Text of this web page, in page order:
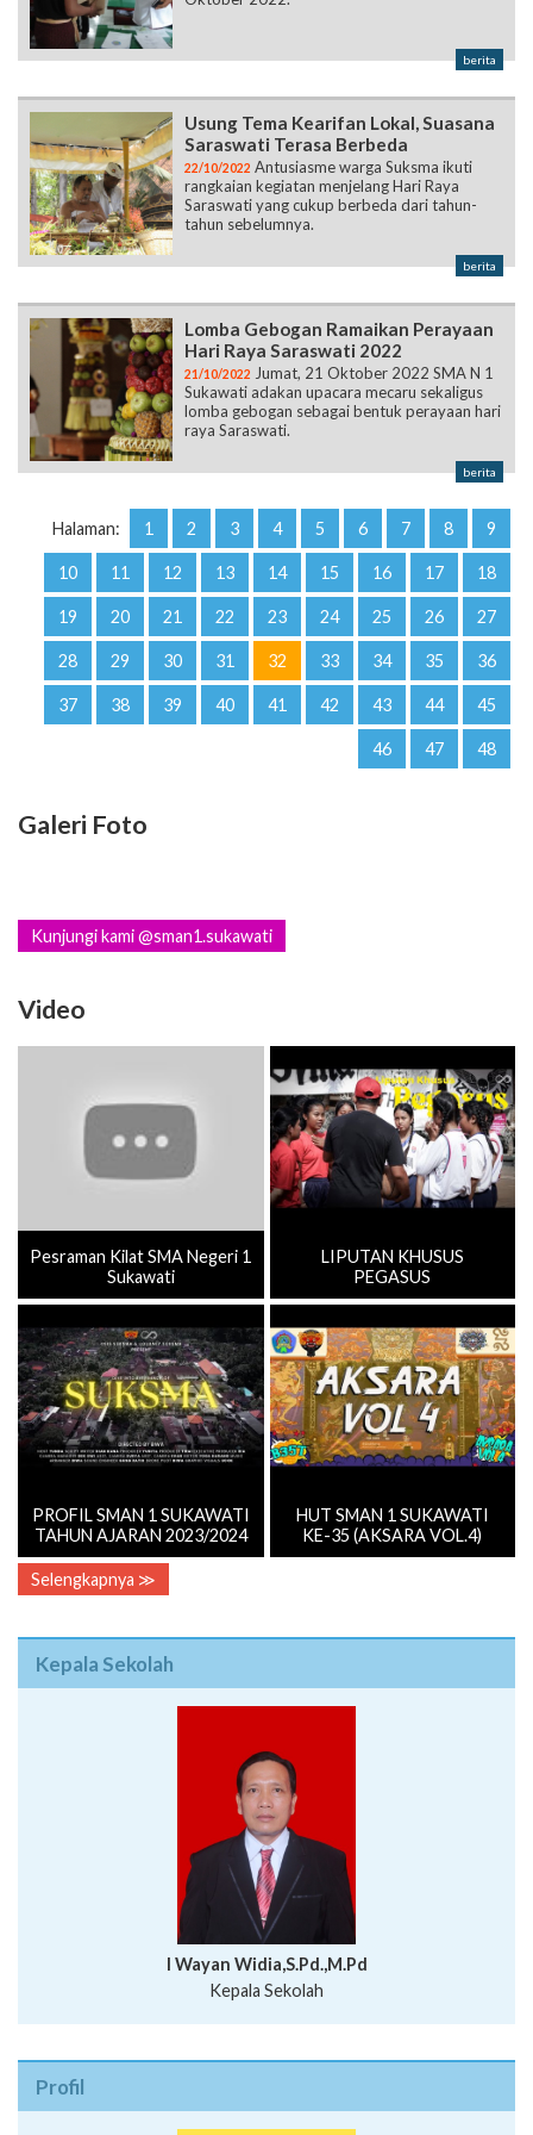
berita
Usung Tema Kearifan Lokal, Suasana
Saraswati Terasa Berbeda
22/10/2022 Antusiasme warga Suksma ikuti
rangkaian kegiatan menjelang Hari Raya
Saraswati yang cukup berbeda dari tahun-
tahun sebelumnya.
berita
Lomba Gebogan Ramaikan Perayaan
Hari Raya Saraswati 2022
21/10/2022 Jumat, 21 Oktober 2022 SMA N 1
Sukawati adakan upacara mecaru sekaligus
lomba gebogan sebagai bentuk perayaan hari
raya Saraswati.
berita
Halaman: 1 2 3 4 5 6 7 8 9
10 11 12 13 14 15 16 17 18
19 20 21 22 23 24 25 26 27
28 29 30 31 32 33 34 35 36
37 38 39 40 41 42 43 44 45
46 47 48
Galeri Foto
Kunjungi kami @sman1.sukawati
Video
Pesraman Kilat SMA Negeri 1
Sukawati
LIPUTAN KHUSUS
PEGASUS
PROFIL SMAN 1 SUKAWATI
TAHUN AJARAN 2023/2024
HUT SMAN 1 SUKAWATI
KE-35 (AKSARA VOL.4)
Selengkapnya ≫
Kepala Sekolah
I Wayan Widia,S.Pd.,M.Pd
Kepala Sekolah
Profil